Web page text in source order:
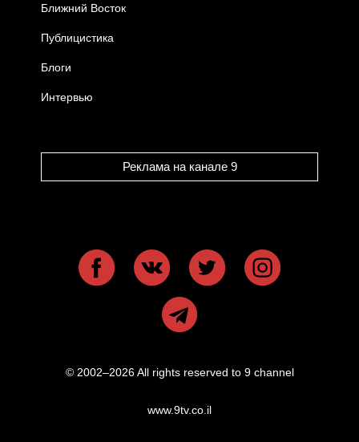
Ближний Восток
Публицистика
Блоги
Интервью
Реклама на канале 9
© 2002–2026 All rights reserved to 9 channel
www.9tv.co.il